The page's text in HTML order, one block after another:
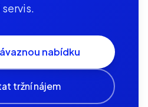
servis.
nabídku
tržní nájem